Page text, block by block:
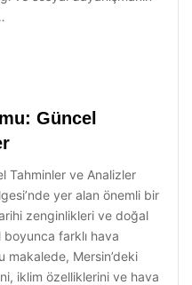
Güncel
Tahminler ve Analizler
yer alan önemli bir
zenginlikleri ve doğal
farklı hava
makalede, Mersin’deki
iklim özelliklerini ve hava